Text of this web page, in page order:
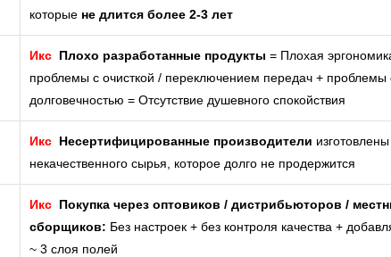
которые не длится более 2-3 лет
Икс Плохо разработанные продукты = Плохая
проблемы с очисткой / переключением передач + проблемы
долговечностью = Отсутствие душевного спокойствия
Икс Несертифицированные производители
некачественного сырья, которое долго не продержится
Икс Покупка через оптовиков / дистрибьюторов /
сборщиков: Без настроек + без контроля качества +
~ 3 слоя полей